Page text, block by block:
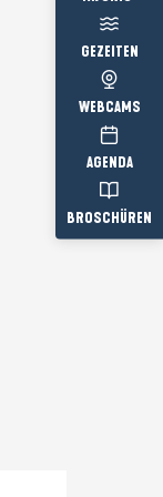
GEZEITEN
WEBCAMS
AGENDA
BROSCHÜREN